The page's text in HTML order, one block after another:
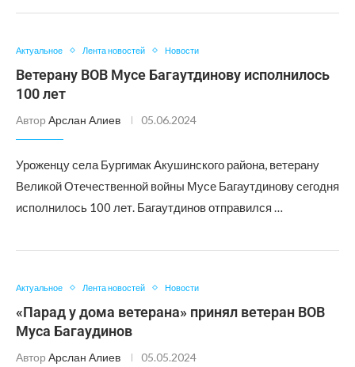
Актуальное Лента новостей Новости
Ветерану ВОВ Мусе Багаутдинову исполнилось
100 лет
Автор Арслан Алиев 05.06.2024
Уроженцу села Бургимак Акушинского района, ветерану
Великой Отечественной войны Мусе Багаутдинову сегодня
исполнилось 100 лет. Багаутдинов отправился …
Актуальное Лента новостей Новости
«Парад у дома ветерана» принял ветеран ВОВ
Муса Багаудинов
Автор Арслан Алиев 05.05.2024